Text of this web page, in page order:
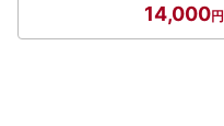
14,000